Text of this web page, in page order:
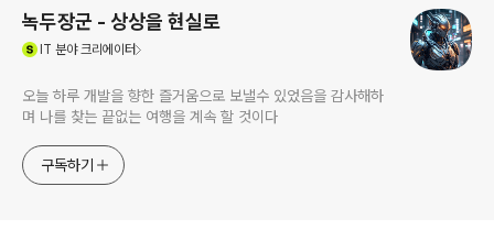
녹두장군 - 상상을 현실로
IT 분야 크리에이터
오늘 하루 개발을 향한 즐거움으로 보낼수 있었음을 감사해하
며 나를 찾는 끝없는 여행을 계속 할 것이다
구독하기